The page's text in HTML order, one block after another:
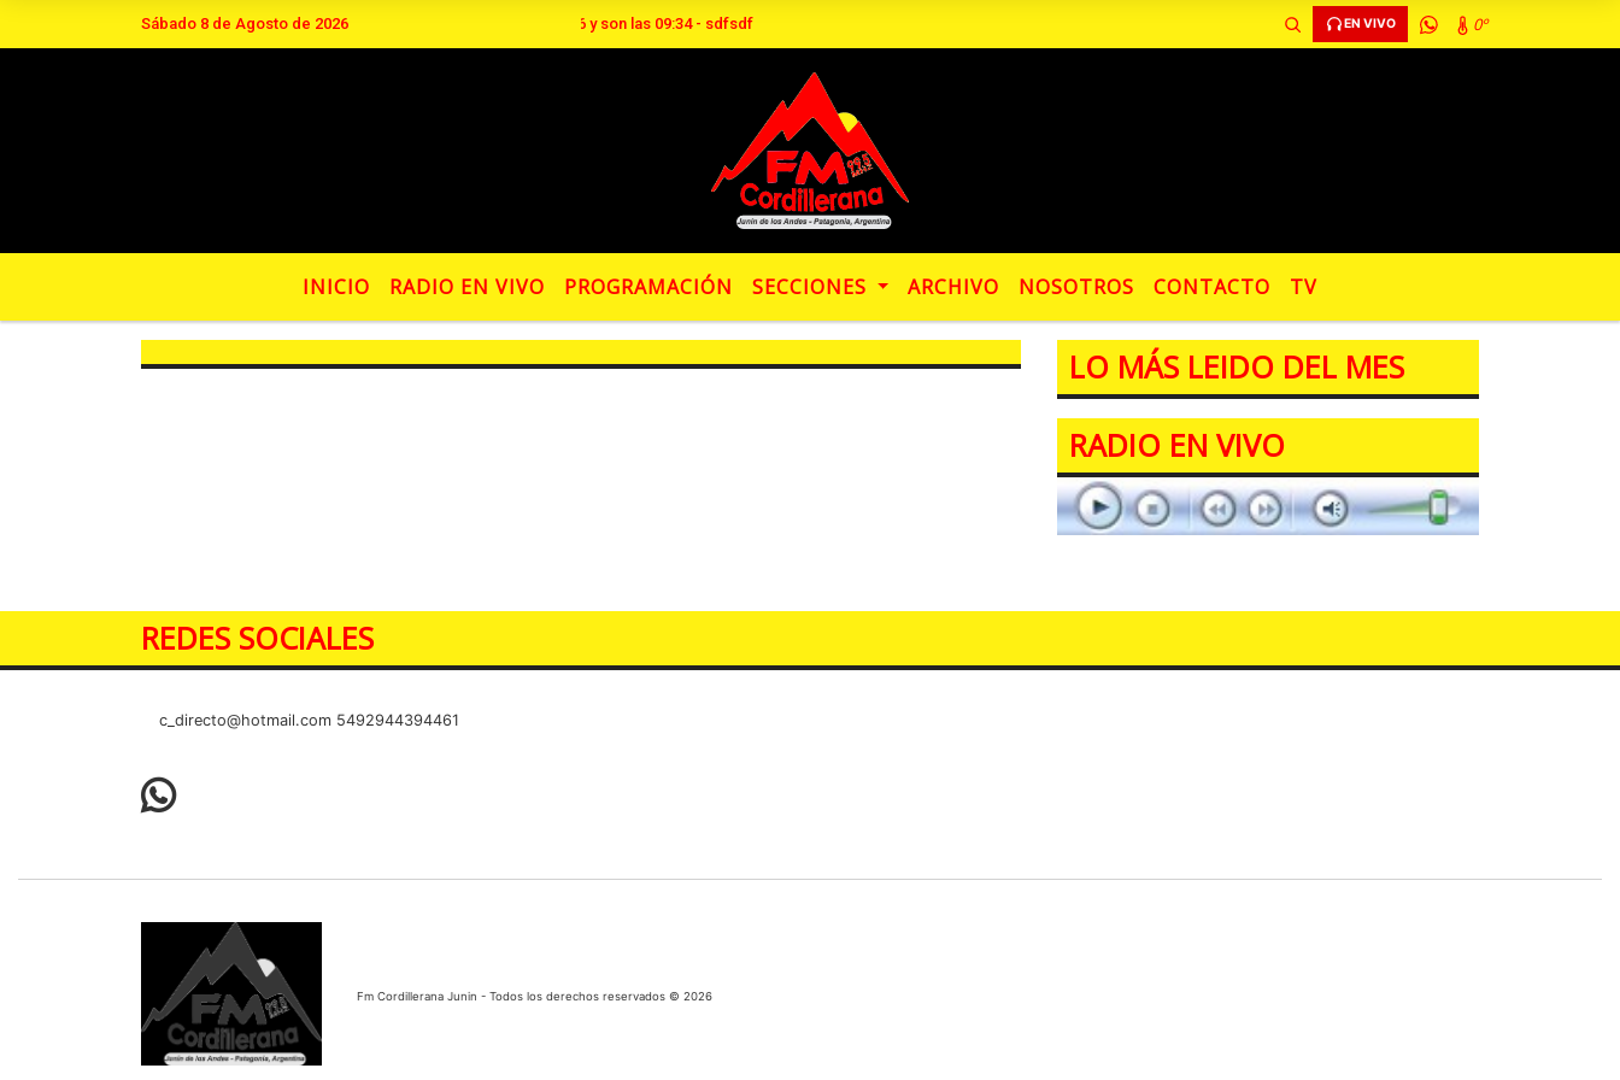
Sábado 8 de Agosto de 2026Hoy es Sábado 8 de Agosto de 2026 y son las 09:34 - sdfsdf EN VIVO 0º
INICIO RADIO EN VIVO PROGRAMACIÓN SECCIONES ARCHIVO NOSOTROS CONTACTO TV
LO MÁS LEIDO DEL MES
RADIO EN VIVO
REDES SOCIALES
c_directo@hotmail.com 5492944394461
Fm Cordillerana Junin - Todos los derechos reservados © 2026